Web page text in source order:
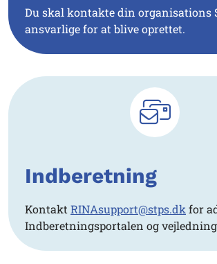
Du skal kontakte din organisations
ansvarlige for at blive oprettet.
Indberetning
KontaktRINAsupport@stps.dkfor
Indberetningsportalen og vejledning